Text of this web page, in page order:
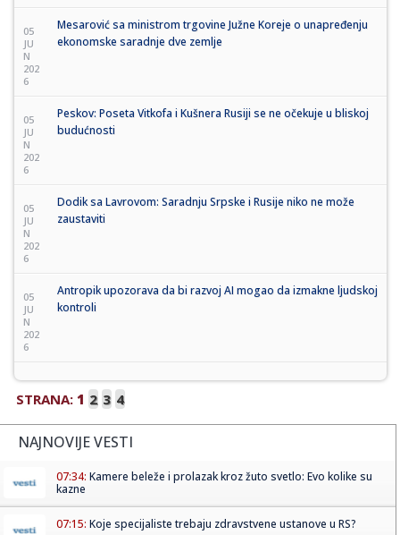
05
JU
N
202
6
Mesarović sa ministrom trgovine Južne Koreje o unapređenju
ekonomske saradnje dve zemlje
05
JU
N
202
6
Peskov: Poseta Vitkofa i Kušnera Rusiji se ne očekuje u bliskoj
budućnosti
05
JU
N
202
6
Dodik sa Lavrovom: Saradnju Srpske i Rusije niko ne može
zaustaviti
05
JU
N
202
6
Antropik upozorava da bi razvoj AI mogao da izmakne ljudskoj
kontroli
STRANA: 1 2 3 4
NAJNOVIJE VESTI
07:34: Kamere beleže i prolazak kroz žuto svetlo: Evo kolike su
kazne
07:15: Koje specijaliste trebaju zdravstvene ustanove u RS?